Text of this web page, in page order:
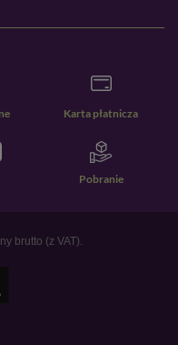
Karta płatnicza
Pobranie
brutto (z VAT).